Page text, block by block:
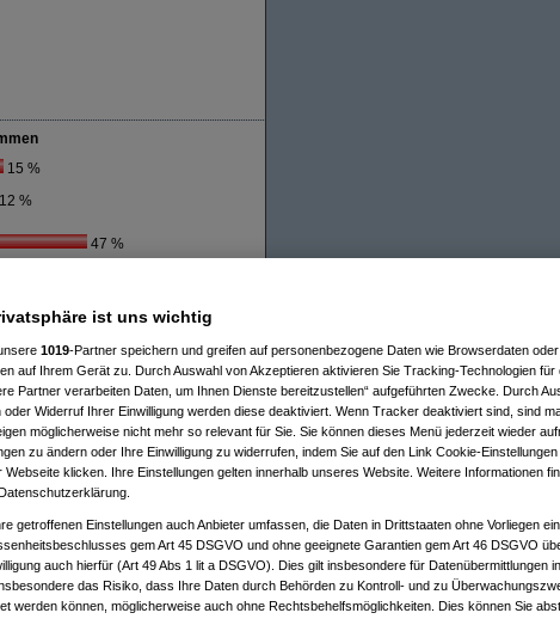
15 %
%
47 %
%
13.03.2021, 13:22:08)
ist uns wichtig
1019-Partner speichern und greifen auf personenbezogene Daten wie Browserdaten
auf Ihrem Gerät zu. Durch Auswahl von Akzeptieren aktivieren Sie Tracking-Technologien für
Partner verarbeiten Daten, um Ihnen Dienste bereitzustellen“ aufgeführten Zwecke. Durch
oder Widerruf Ihrer Einwilligung werden diese deaktiviert. Wenn Tracker deaktiviert sind, sind
möglicherweise nicht mehr so relevant für Sie. Sie können dieses Menü jederzeit wieder
zu ändern oder Ihre Einwilligung zu widerrufen, indem Sie auf den Link Cookie-
Webseite klicken. Ihre Einstellungen gelten innerhalb unseres Website. Weitere Informationen
getroffenen Einstellungen auch Anbieter umfassen, die Daten in Drittstaaten ohne Vorliegen
gem Art 45 DSGVO und ohne geeignete Garantien gem Art 46 DSGVO
auch hierfür (Art 49 Abs 1 lit a DSGVO). Dies gilt insbesondere für Datenübermittlungen
das Risiko, dass Ihre Daten durch Behörden zu Kontroll- und zu
werden können, möglicherweise auch ohne Rechtsbehelfsmöglichkeiten. Dies können Sie